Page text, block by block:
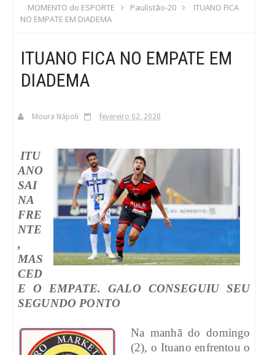
MOMENTO do ESPORTE Paulistão-20
ITUANO FICA
NO EMPATE EM DIADEMA
ITUANO FICA NO EMPATE EM
DIADEMA
Moura Nápoli fevereiro 02, 2020
ITU
ANO
SAI
NA
FRE
NTE
,
MAS
CED
E O EMPATE. GALO CONSEGUIU SEU
SEGUNDO PONTO
Na manhã do domingo
(2), o Ituano enfrentou o